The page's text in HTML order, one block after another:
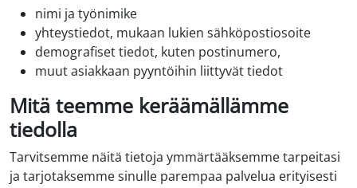
nimi ja työnimike
yhteystiedot, mukaan lukien sähköpostiosoite
demografiset tiedot, kuten postinumero,
muut asiakkaan pyyntöihin liittyvät tiedot
Mitä teemme keräämällämme
tiedolla
Tarvitsemme näitä tietoja ymmärtääksemme tarpeitasi
ja tarjotaksemme sinulle parempaa palvelua erityisesti